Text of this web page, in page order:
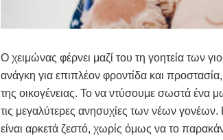
Ο χειμώνας φέρνει μαζί του τη γοητεία των
ανάγκη για επιπλέον φροντίδα και
της οικογένειας. Το να ντύσουμε σωστά ένα
τις μεγαλύτερες ανησυχίες των νέων
είναι αρκετά ζεστό, χωρίς όμως να το